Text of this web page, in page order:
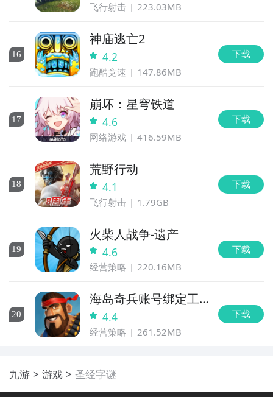
飞行射击 223.03MB
16
神庙逃亡2
4.2
跑酷竞速 147.86MB
下载
17
崩坏：星穹铁道
4.6
网络游戏 416.59MB
下载
18
荒野行动
4.1
飞行射击 1.79GB
下载
19
火柴人战争-遗产
4.6
经营策略 220.16MB
下载
20
海岛奇兵账号绑定工
具 4.4
经营策略 261.52MB
下载
九游 游戏 圣经字谜